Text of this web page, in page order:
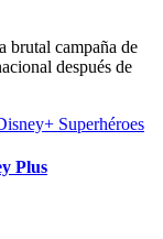
después de
Superhéroes
Plus